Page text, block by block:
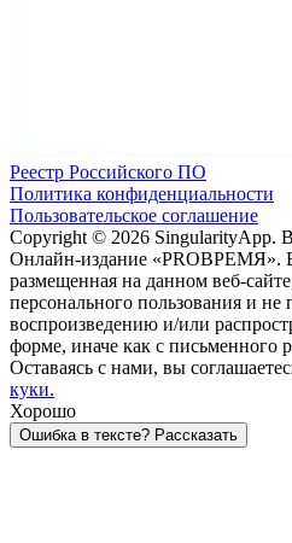
Реестр Российского ПО
Политика конфиденциальности
Пользовательское соглашение
Copyright © 2026 SingularityApp.
Онлайн-издание «PROВРЕМЯ».
размещенная на данном веб-
персонального пользования и
воспроизведению и/или
форме, иначе как с письменного
Оставаясь с нами, вы
куки.
Хорошо
Ошибка в тексте? Рассказать